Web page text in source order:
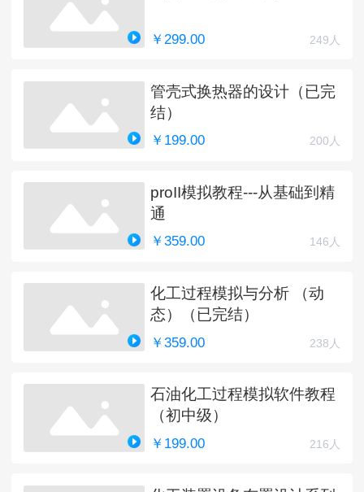
￥299.00 249人
管壳式换热器的设计（已完
结）
￥199.00 200人
proII模拟教程---从基础到精
通
￥359.00 146人
化工过程模拟与分析 （动
态）（已完结）
￥359.00 238人
石油化工过程模拟软件教程
（初中级）
￥199.00 216人